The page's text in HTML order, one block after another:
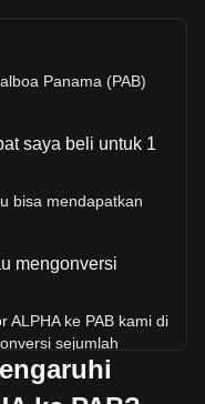
Panama (PAB)
saya beli untuk 1
bisa mendapatkan
mengonversi
ALPHA ke PAB kami di
sejumlah
tabel referensi
Misalnya, 5 PAB